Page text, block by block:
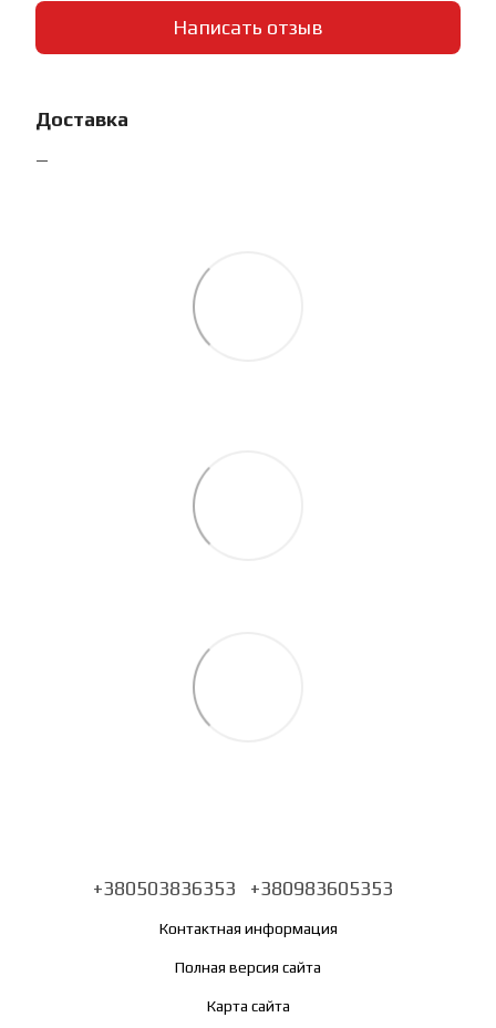
Написать отзыв
Доставка
+380503836353 +380983605353
Контактная информация
Полная версия сайта
Карта сайта